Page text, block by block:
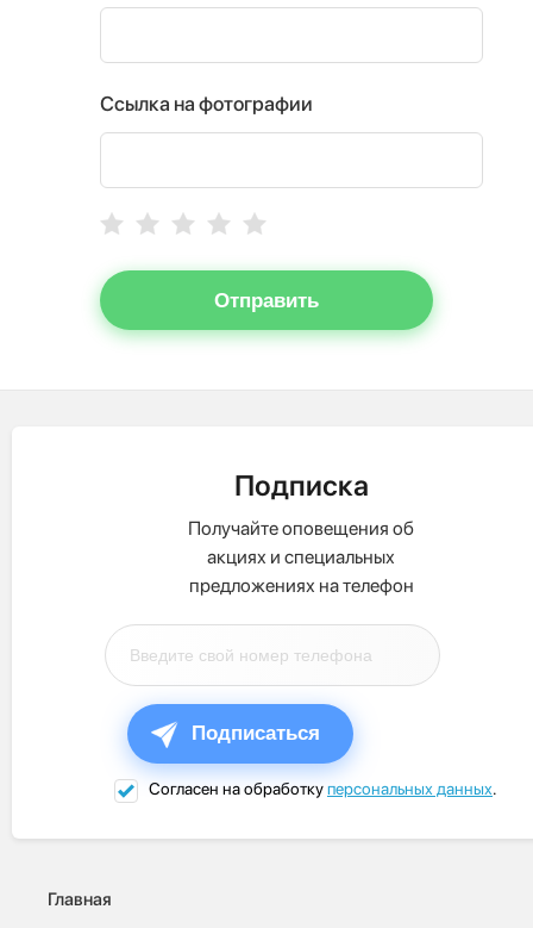
Ссылка на фотографии
Отправить
Подписка
Получайте оповещения об
акциях и специальных
предложениях на телефон
Подписаться
Согласен на обработкуперсональных данных.
Главная